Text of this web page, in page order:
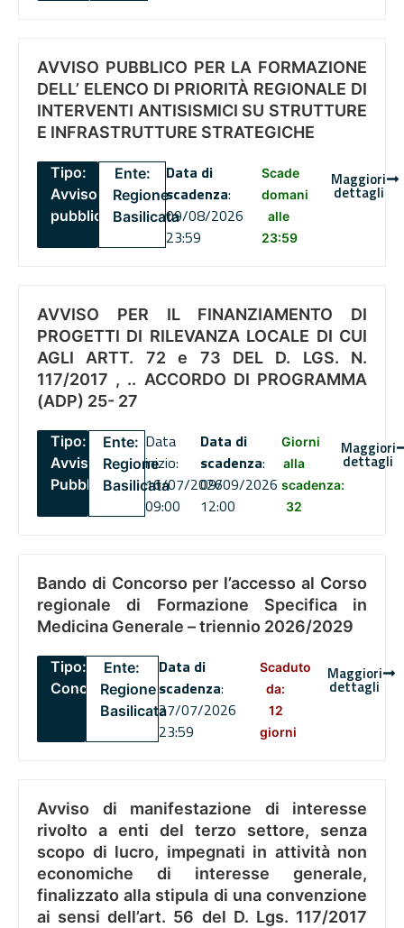
AVVISO PUBBLICO PER LA FORMAZIONE
DELL’ ELENCO DI PRIORITÀ REGIONALE DI
INTERVENTI ANTISISMICI SU STRUTTURE
E INFRASTRUTTURE STRATEGICHE
Tipo:
Avviso
pubblico
Ente:
Regione
Basilicata
Data di
scadenza:
09/08/2026
23:59
Scade
domani
alle
23:59
Maggiori
dettagli
AVVISO PER IL FINANZIAMENTO DI
PROGETTI DI RILEVANZA LOCALE DI CUI
AGLI ARTT. 72 e 73 DEL D. LGS. N.
117/2017 , .. ACCORDO DI PROGRAMMA
(ADP) 25- 27
Tipo:
Avviso
Pubblico
Ente:
Regione
Basilicata
Data
inizio:
16/07/2026
09:00
Data di
scadenza:
09/09/2026
12:00
Giorni
alla
scadenza:
32
Maggiori
dettagli
Bando di Concorso per l’accesso al Corso
regionale di Formazione Specifica in
Medicina Generale – triennio 2026/2029
Tipo:
Concorsi
Ente:
Regione
Basilicata
Data di
scadenza:
27/07/2026
23:59
Scaduto
da:
12
giorni
Maggiori
dettagli
Avviso di manifestazione di interesse
rivolto a enti del terzo settore, senza
scopo di lucro, impegnati in attività non
economiche di interesse generale,
finalizzato alla stipula di una convenzione
ai sensi dell’art. 56 del D. Lgs. 117/2017